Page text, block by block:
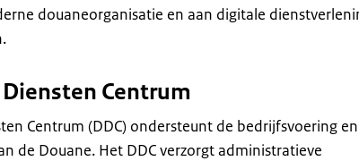
douaneorganisatie en aan digitale
Centrum
Centrum (DDC) ondersteunt de bedrijfsvoering en
de Douane. Het DDC verzorgt administratieve